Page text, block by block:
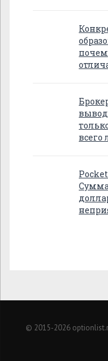
всего
Сумма
© 2015-2026